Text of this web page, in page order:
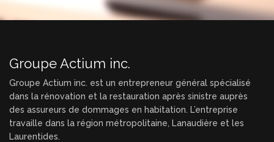
Groupe Actium inc.
Groupe Actium inc. est un entrepreneur général spécialisé
dans la rénovation et la restauration après sinistre auprès
des assureurs de dommages en habitation. L’entreprise
travaille dans la région métropolitaine, Lanaudière et les
Laurentides.